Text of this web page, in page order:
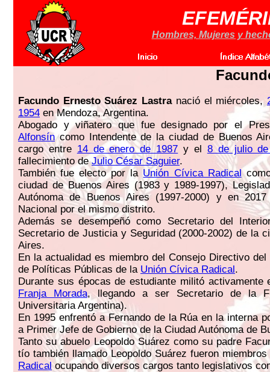
Hombres, Mujeres y
Facundo Ernesto Suárez Lastranació el miércoles,
1954 en Mendoza, Argentina.
Abogado y viñatero que fue designado por el
Alfonsíncomo Intendente de la ciudad de Buenos
cargo entre 14 de enero de 1987 y el 8 de julio de
fallecimiento deJulio César Saguier.
También fue electo por la Unión Cívica Radical
ciudad de Buenos Aires (1983 y 1989-1997),
Autónoma de Buenos Aires (1997-2000) y en
Nacional por el mismo distrito.
Además se desempeñó como Secretario del
Secretario de Justicia y Seguridad (2000-2002) de la
Aires.
En la actualidad es miembro del Consejo Directivo
de Políticas Públicas de la Unión Cívica Radical.
Durante sus épocas de estudiante militó activamente
Franja Morada, llegando a ser Secretario de la
Universitaria Argentina).
En 1995 enfrentó a Fernando de la Rúa en la interna
a Primer Jefe de Gobierno de la Ciudad Autónoma de
Tanto su abuelo Leopoldo Suárez como su padre
tío también llamado Leopoldo Suárez fueron
Radicalocupando diversos cargos tanto legislativos